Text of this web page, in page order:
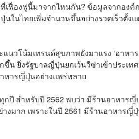
เฟื่องฟูนี้มาจากไหนกัน? ข้อมูลจากองค์
นในไทยเพิ่มจำนวนขึ้นอย่างรวดเร็วตั้ง
วโน้มเทรนด์สุขภาพยังมาแรง ‘อาหาร
น ยิ่งรัฐบาลญี่ปุ่นยกเว้นวีซ่าเข้าประเทศ
หารญี่ปุ่นอย่างแพร่หลาย
ปี สำหรับปี 2562 พบว่า มีร้านอาหารญี่
งมาก เพราะในปี 2561 มีร้านอาหารญี่